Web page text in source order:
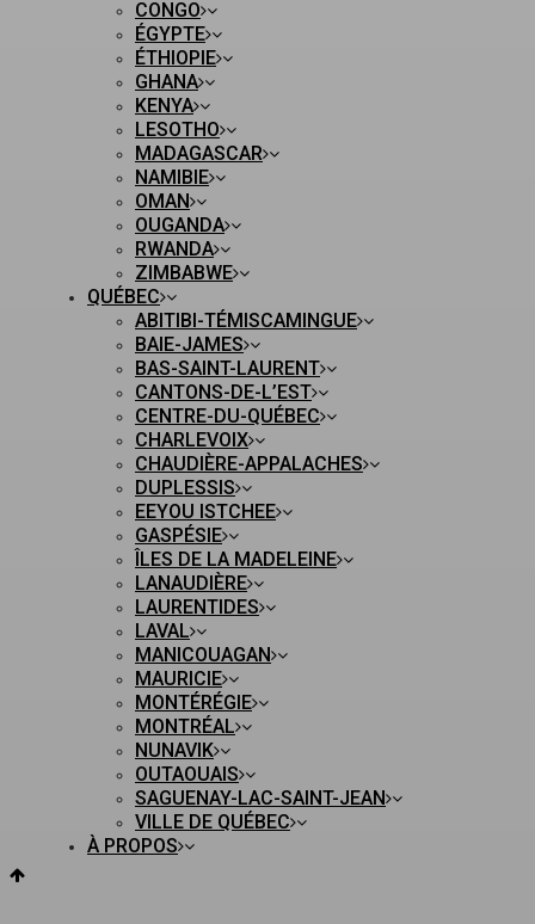
CONGO
ÉGYPTE
ÉTHIOPIE
GHANA
KENYA
LESOTHO
MADAGASCAR
NAMIBIE
OMAN
OUGANDA
RWANDA
ZIMBABWE
QUÉBEC
ABITIBI-TÉMISCAMINGUE
BAIE-JAMES
BAS-SAINT-LAURENT
CANTONS-DE-L’EST
CENTRE-DU-QUÉBEC
CHARLEVOIX
CHAUDIÈRE-APPALACHES
DUPLESSIS
EEYOU ISTCHEE
GASPÉSIE
ÎLES DE LA MADELEINE
LANAUDIÈRE
LAURENTIDES
LAVAL
MANICOUAGAN
MAURICIE
MONTÉRÉGIE
MONTRÉAL
NUNAVIK
OUTAOUAIS
SAGUENAY-LAC-SAINT-JEAN
VILLE DE QUÉBEC
À PROPOS